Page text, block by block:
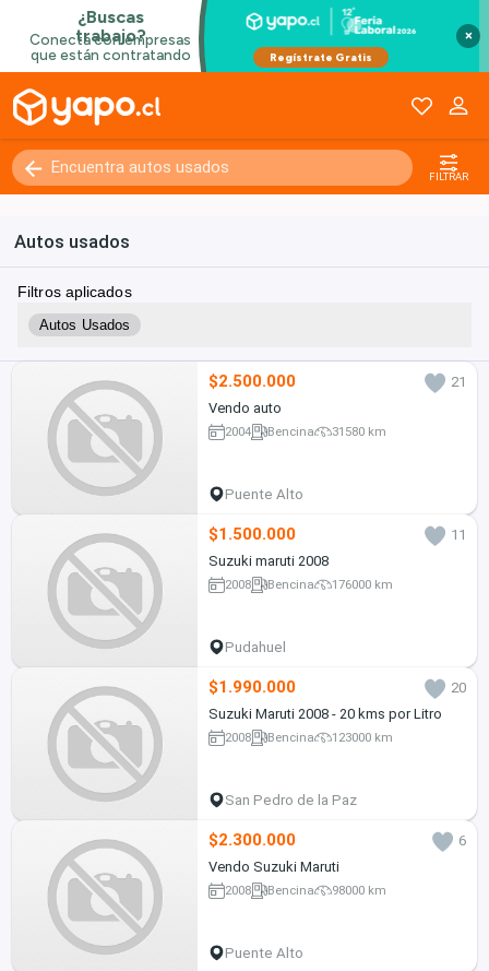
×
FILTRAR
Autos usados
Filtros aplicados
Autos Usados
$2.500.000
21
Vendo auto
2004 Bencina 31580 km
Puente Alto
$1.500.000
11
Suzuki maruti 2008
2008 Bencina 176000 km
Pudahuel
$1.990.000
20
Suzuki Maruti 2008 - 20 kms por Litro
2008 Bencina 123000 km
San Pedro de la Paz
$2.300.000
6
Vendo Suzuki Maruti
2008 Bencina 98000 km
Puente Alto